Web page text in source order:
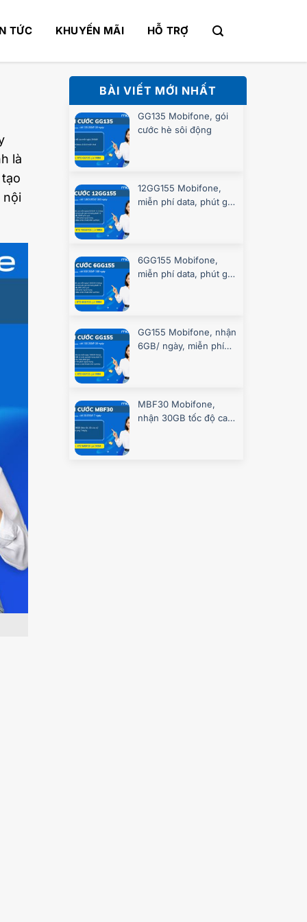
TỨC KHUYẾN MÃI HỖ TRỢ
là
nội
BÀI VIẾT MỚI NHẤT
GG135 Mobifone, gói
cước hè sôi động
12GG155 Mobifone,
miễn phí data, phút gọi
6GG155 Mobifone,
miễn phí data, phút gọi
GG155 Mobifone, nhận
6GB/ ngày, miễn phí
MBF30 Mobifone,
nhận 30GB tốc độ cao